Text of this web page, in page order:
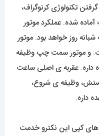
تکنولوژی کرنوگراف،
شده. عملکرد موتور
نمایش 24ساعت شبانه روز خواهد بود. موتور
و موتور سمت چپ وظیفه
داره. عقربه ی اصلی ساعت
وظیفه ی شروع،
داره.
کپی این نکترو خدمت